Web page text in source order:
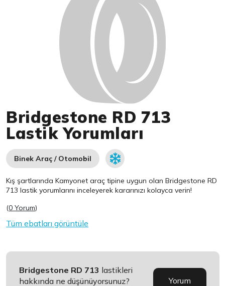
Bridgestone RD 713
Lastik Yorumları
Binek Araç / Otomobil
Kış şartlarında Kamyonet araç tipine uygun olanBridgestone RD
713 lastik yorumlarını inceleyerek kararınızı kolayca verin!
(0 Yorum)
Tüm ebatları görüntüle
Bridgestone RD 713 lastikleri
hakkında ne düşünüyorsunuz?
Yorum